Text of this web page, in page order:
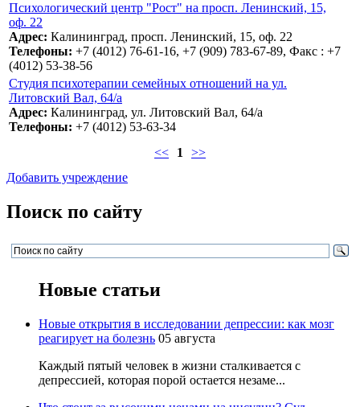
Психологический центр "Рост" на просп. Ленинский, 15,
оф. 22
Адрес: Калининград, просп. Ленинский, 15, оф. 22
Телефоны: +7 (4012) 76-61-16, +7 (909) 783-67-89, Факс : +7
(4012) 53-38-56
Студия психотерапии семейных отношений на ул.
Литовский Вал, 64/а
Адрес: Калининград, ул. Литовский Вал, 64/а
Телефоны: +7 (4012) 53-63-34
<<
1 >>
Добавить учреждение
Поиск по сайту
Новые статьи
Новые открытия в исследовании депрессии: как мозг
реагирует на болезнь 05 августа
Каждый пятый человек в жизни сталкивается с
депрессией, которая порой остается незаме...